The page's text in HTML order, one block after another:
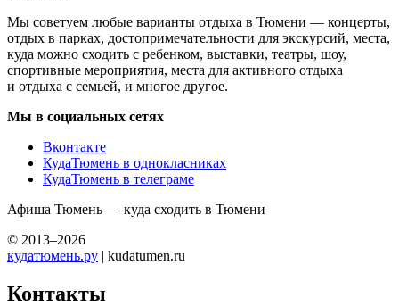
Мы советуем любые варианты отдыха в Тюмени — концерты,
отдых в парках, достопримечательности для экскурсий, места,
куда можно сходить с ребенком, выставки, театры, шоу,
спортивные мероприятия, места для активного отдыха
и отдыха с семьей, и многое другое.
Мы в социальных сетях
Вконтакте
КудаТюмень в однокласниках
КудаТюмень в телеграме
Афиша Тюмень — куда сходить в Тюмени
© 2013–2026
кудатюмень.ру | kudatumen.ru
Контакты